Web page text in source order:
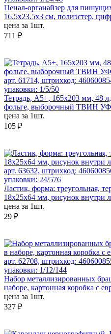
Пенал-органайзер для
16.5х23.5х3 см, полиэстер,
цена за 1шт.
711 ₽
арт. 61714, штрихкод:
упаковки: 1/5/50
Тетрадь, А5+, 165х203 мм, 48
фольге, выборочный ТВИН
цена за 1шт.
105 ₽
арт. 63632, штрихкод:
упаковки: 24/576
Ластик, форма: треугольная,
18х25х64 мм, рисунок внутри
цена за 1шт.
29 ₽
арт. 62708, штрихкод:
упаковки: 1/12/144
Набор металлизированных
наборе, картонная коробка с
цена за 1шт.
327 ₽